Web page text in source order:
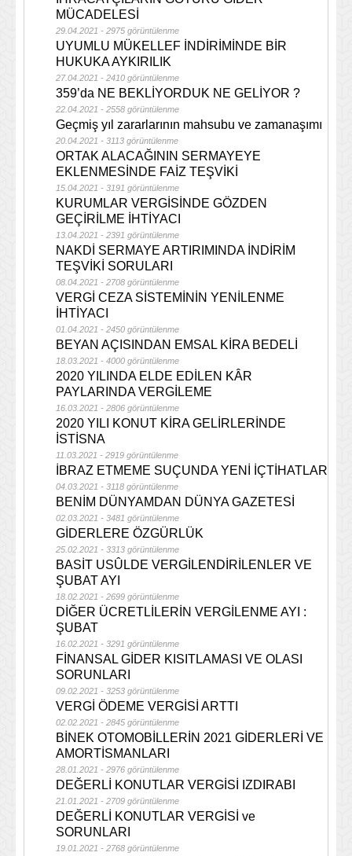
MÜCADELESİ
29.04.2021 - 2975 görüntülenme
UYUMLU MÜKELLEF İNDİRİMİNDE BİR
HUKUKA AYKIRILIK
27.04.2021 - 2410 görüntülenme
359’da NE BEKLİYORDUK NE GELİYOR ?
22.04.2021 - 2558 görüntülenme
Geçmiş yıl zararlarının mahsubu ve zamanaşımı
20.04.2021 - 3113 görüntülenme
ORTAK ALACAĞININ SERMAYEYE
EKLENMESİNDE FAİZ TEŞVİKİ
15.04.2021 - 3191 görüntülenme
KURUMLAR VERGİSİNDE GÖZDEN
GEÇİRİLME İHTİYACI
13.04.2021 - 2391 görüntülenme
NAKDİ SERMAYE ARTIRIMINDA İNDİRİM
TEŞVİKİ SORULARI
08.04.2021 - 2708 görüntülenme
VERGİ CEZA SİSTEMİNİN YENİLENME
İHTİYACI
01.04.2021 - 2450 görüntülenme
BEYAN AÇISINDAN EMSAL KİRA BEDELİ
18.03.2021 - 4000 görüntülenme
2020 YILINDA ELDE EDİLEN KÂR
PAYLARINDA VERGİLEME
16.03.2021 - 2806 görüntülenme
2020 YILI KONUT KİRA GELİRLERİNDE
İSTİSNA
11.03.2021 - 2919 görüntülenme
İBRAZ ETMEME SUÇUNDA YENİ İÇTİHATLAR
04.03.2021 - 3118 görüntülenme
BENİM DÜNYAMDAN DÜNYA GAZETESİ
02.03.2021 - 3481 görüntülenme
GİDERLERE ÖZGÜRLÜK
25.02.2021 - 3313 görüntülenme
BASİT USÛLDE VERGİLENDİRİLENLER VE
ŞUBAT AYI
18.02.2021 - 2699 görüntülenme
DİĞER ÜCRETLİLERİN VERGİLENME AYI :
ŞUBAT
16.02.2021 - 3291 görüntülenme
FİNANSAL GİDER KISITLAMASI VE OLASI
SORUNLARI
09.02.2021 - 3253 görüntülenme
VERGİ ÖDEME VERGİSİ ARTTI
02.02.2021 - 2845 görüntülenme
BİNEK OTOMOBİLLERİN 2021 GİDERLERİ VE
AMORTİSMANLARI
28.01.2021 - 2976 görüntülenme
DEĞERLİ KONUTLAR VERGİSİ IZDIRABI
21.01.2021 - 2709 görüntülenme
DEĞERLİ KONUTLAR VERGİSİ ve
SORUNLARI
19.01.2021 - 2768 görüntülenme